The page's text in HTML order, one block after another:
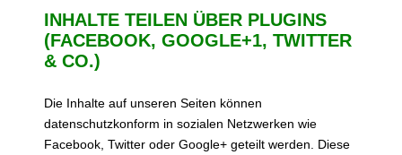
INHALTE TEILEN ÜBER PLUGINS
(FACEBOOK, GOOGLE+1, TWITTER
& CO.)
Die Inhalte auf unseren Seiten können
datenschutzkonform in sozialen Netzwerken wie
Facebook, Twitter oder Google+ geteilt werden. Diese